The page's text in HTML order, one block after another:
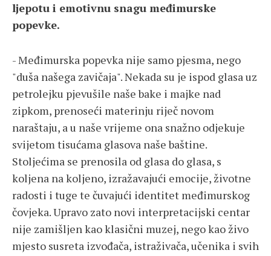
ljepotu i emotivnu snagu međimurske
popevke.
- Međimurska popevka nije samo pjesma, nego
"duša našega zavičaja". Nekada su je ispod glasa uz
petrolejku pjevušile naše bake i majke nad
zipkom, prenoseći materinju riječ novom
naraštaju, a u naše vrijeme ona snažno odjekuje
svijetom tisućama glasova naše baštine.
Stoljećima se prenosila od glasa do glasa, s
koljena na koljeno, izražavajući emocije, životne
radosti i tuge te čuvajući identitet međimurskog
čovjeka. Upravo zato novi interpretacijski centar
nije zamišljen kao klasični muzej, nego kao živo
mjesto susreta izvođača, istraživača, učenika i svih